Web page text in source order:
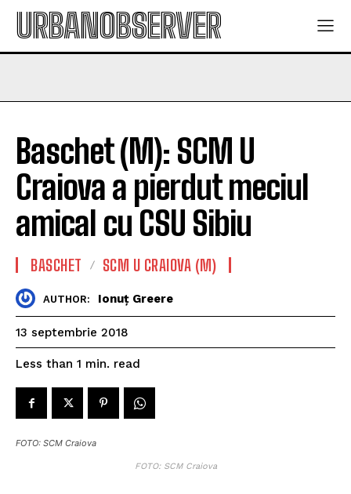
URBANOBSERVER
Baschet (M): SCM U
Craiova a pierdut meciul
amical cu CSU Sibiu
BASCHET SCM U CRAIOVA (M)
AUTHOR: Ionuț Greere
13 septembrie 2018
Less than 1 min. read
FOTO: SCM Craiova
FOTO: SCM Craiova